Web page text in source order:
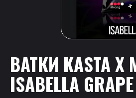
ВАТКИ KASTA X
ISABELLA GRAPE